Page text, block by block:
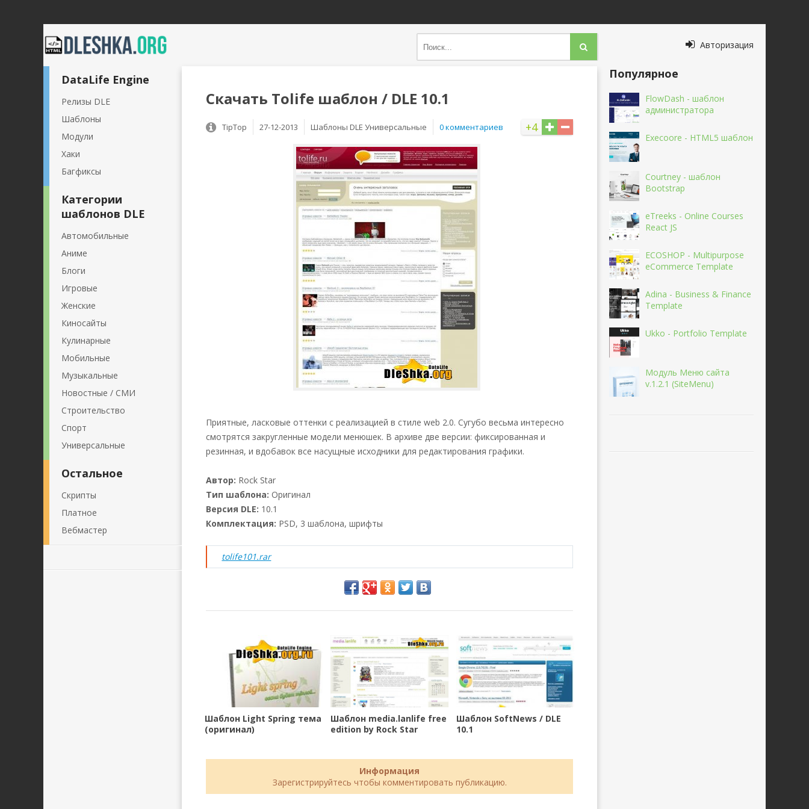
Авторизация
Скачать Tolife шаблон / DLE 10.1
+4
TipTop 27-12-2013 Шаблоны DLE Универсальные 0 комментариев
Приятные, ласковые оттенки с реализацией в стиле web 2.0. Сугубо весьма интересно
смотрятся закругленные модели менюшек. В архиве две версии: фиксированная и
резинная, и вдобавок все насущные исходники для редактирования графики.
Автор: Rock Star
Тип шаблона: Оригинал
Версия DLE: 10.1
Комплектация: PSD, 3 шаблона, шрифты
tolife101.rar
Шаблон Light Spring тема
(оригинал)
Шаблон media.lanlife free
edition by Rock Star
Шаблон SoftNews / DLE
10.1
Информация
Зарегистрируйтесь чтобы комментировать публикацию.
DataLife Engine
Релизы DLE
Шаблоны
Модули
Хаки
Багфиксы
Категории
шаблонов DLE
Автомобильные
Аниме
Блоги
Игровые
Женские
Киносайты
Кулинарные
Мобильные
Музыкальные
Новостные / СМИ
Строительство
Спорт
Универсальные
Остальное
Скрипты
Платное
Вебмастер
Популярное
FlowDash - шаблон
администратора
Execoore - HTML5 шаблон
Courtney - шаблон
Bootstrap
eTreeks - Online Courses
React JS
ECOSHOP - Multipurpose
eCommerce Template
Adina - Business & Finance
Template
Ukko - Portfolio Template
Модуль Меню сайта
v.1.2.1 (SiteMenu)